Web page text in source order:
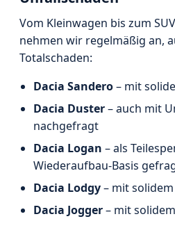
Vom Kleinwagen bis zum
nehmen wir regelmäßig an,
Totalschaden:
Dacia Sandero– mit
Dacia Duster– auch mit
nachgefragt
Dacia Logan – als
Wiederaufbau-Basis
Dacia Lodgy– mit
Dacia Jogger– mit